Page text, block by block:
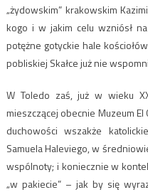
„żydowskim” krakowskim
kogo i w jakim celu wzniósł
potężne gotyckie hale
pobliskiej Skałce już nie
W Toledo zaś, już w wieku
mieszczącej obecnie Muzeum
duchowości wszakże
Samuela Haleviego, w
wspólnoty; i koniecznie w
„w pakiecie” – jak by się